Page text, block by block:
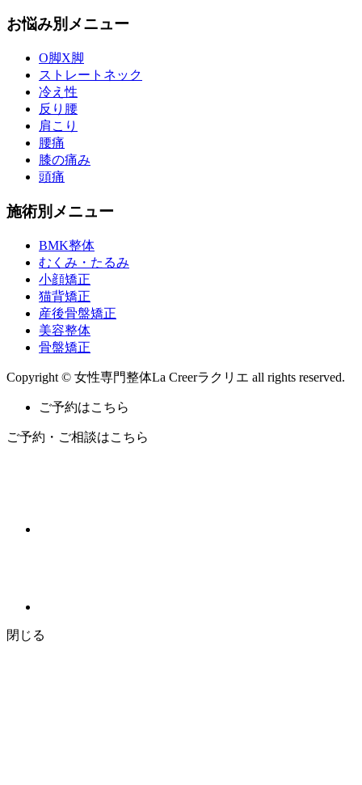
お悩み別メニュー
O脚X脚
ストレートネック
冷え性
反り腰
肩こり
腰痛
膝の痛み
頭痛
施術別メニュー
BMK整体
むくみ・たるみ
小顔矯正
猫背矯正
産後骨盤矯正
美容整体
骨盤矯正
Copyright © 女性専門整体La Creerラクリエ all rights reserved.
ご予約はこちら
ご予約・ご相談はこちら
閉じる